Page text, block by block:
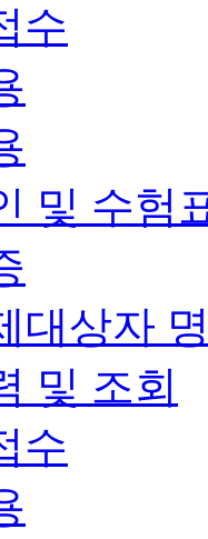
수
및 수험
대상자
및 조회
수